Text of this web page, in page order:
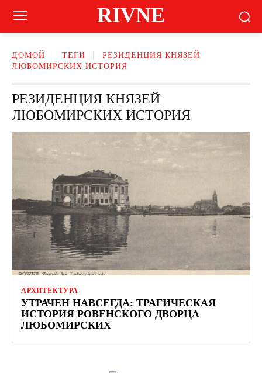
RIVNE
ДОМОЙ ТЕГИ
РЕЗИДЕНЦИЯ КНЯЗЕЙ
ЛЮБОМИРСКИХ ИСТОРИЯ
РЕЗИДЕНЦИЯ КНЯЗЕЙ
ЛЮБОМИРСКИХ ИСТОРИЯ
АРХИТЕКТУРА
УТРАЧЕН НАВСЕГДА: ТРАГИЧЕСКАЯ
ИСТОРИЯ РОВЕНСКОГО ДВОРЦА
ЛЮБОМИРСКИХ